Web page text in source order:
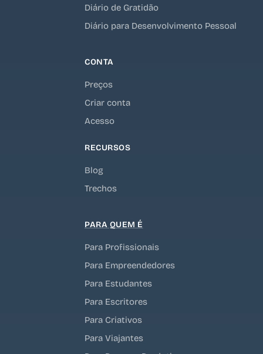
CONTA
Preços
Criar conta
Acesso
RECURSOS
Blog
Trechos
Diário de Gratidão
Diário para Desenvolvimento Pessoal
PARA QUEM É
Para Profissionais
Para Empreendedores
Para Estudantes
Para Escritores
Para Criativos
Para Viajantes